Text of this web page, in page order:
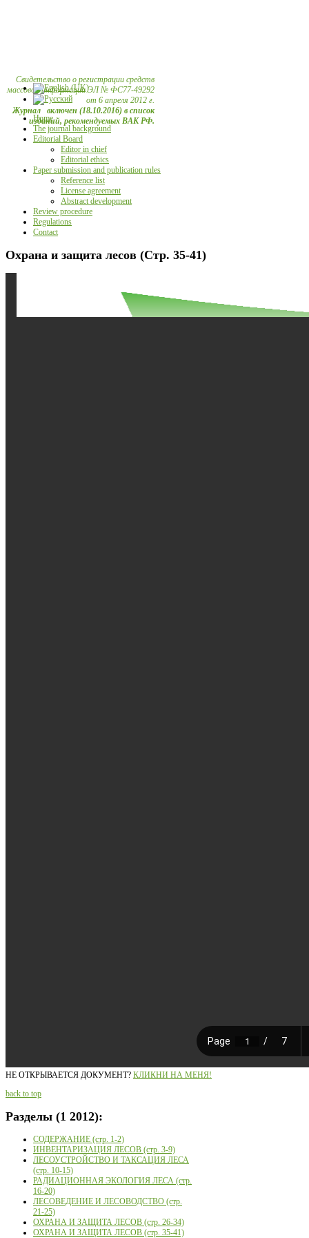
Свидетельство о регистрации средств
массовой информации ЭЛ № ФС77-49292
от 6 апреля 2012 г.
Журнал включен (18.10.2016) в список
изданий, рекомендуемых ВАК РФ.
Home
The journal background
Editorial Board
Editor in chief
Editorial ethics
Paper submission and publication rules
Reference list
License agreement
Abstract development
Review procedure
Regulations
Contact
Охрана и защита лесов (Стр. 35-41)
НЕ ОТКРЫВАЕТСЯ ДОКУМЕНТ? КЛИКНИ НА МЕНЯ!
back to top
Разделы (1 2012):
СОДЕРЖАНИЕ (стр. 1-2)
ИНВЕНТАРИЗАЦИЯ ЛЕСОВ (стр. 3-9)
ЛЕСОУСТРОЙСТВО И ТАКСАЦИЯ ЛЕСА
(стр. 10-15)
РАДИАЦИОННАЯ ЭКОЛОГИЯ ЛЕСА (стр.
16-20)
ЛЕСОВЕДЕНИЕ И ЛЕСОВОДСТВО (стр.
21-25)
ОХРАНА И ЗАЩИТА ЛЕСОВ (стр. 26-34)
ОХРАНА И ЗАЩИТА ЛЕСОВ (стр. 35-41)